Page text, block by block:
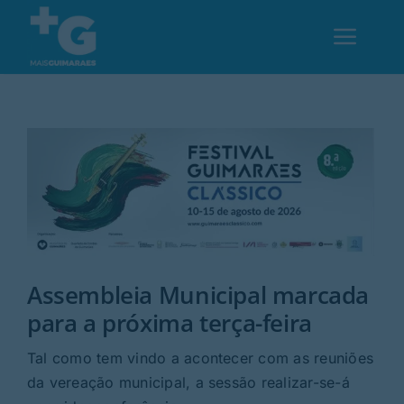
content
Desporto
Opinião
Região
Assembleia Municipal marcada
para a próxima terça-feira
Tal como tem vindo a acontecer com as reuniões
da vereação municipal, a sessão realizar-se-á